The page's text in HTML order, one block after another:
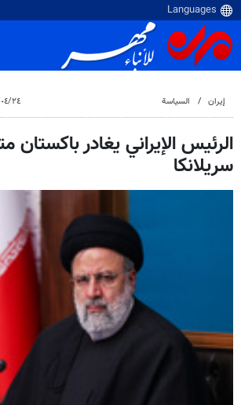
إيران السياسة ٢٤‏/٠٤‏/٢٠٢٤، ٨:٣٨ ص
الرئيس الإيراني يغادر باكستان
سريلانكا